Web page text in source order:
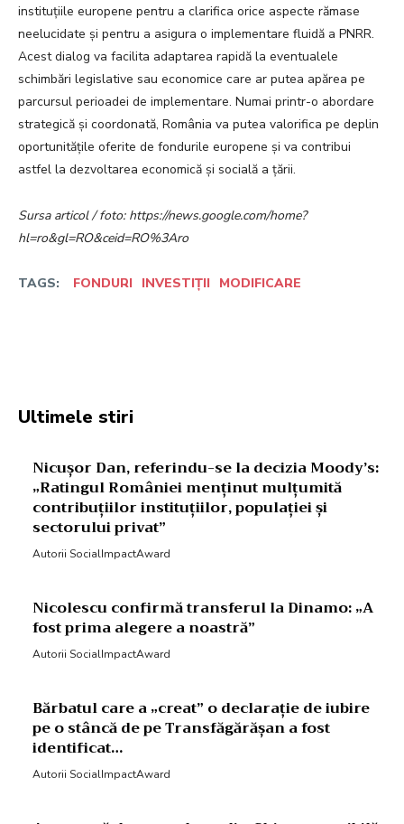
instituțiile europene pentru a clarifica orice aspecte rămase
neelucidate și pentru a asigura o implementare fluidă a PNRR.
Acest dialog va facilita adaptarea rapidă la eventualele
schimbări legislative sau economice care ar putea apărea pe
parcursul perioadei de implementare. Numai printr-o abordare
strategică și coordonată, România va putea valorifica pe deplin
oportunitățile oferite de fondurile europene și va contribui
astfel la dezvoltarea economică și socială a țării.
Sursa articol / foto: https://news.google.com/home?
hl=ro&gl=RO&ceid=RO%3Aro
TAGS: FONDURI INVESTIȚII MODIFICARE
Ultimele stiri
Nicușor Dan, referindu-se la decizia Moody’s:
„Ratingul României menținut mulțumită
contribuțiilor instituțiilor, populației și
sectorului privat”
Autorii SocialImpactAward
Nicolescu confirmă transferul la Dinamo: „A
fost prima alegere a noastră”
Autorii SocialImpactAward
Bărbatul care a „creat” o declarație de iubire
pe o stâncă de pe Transfăgărășan a fost
identificat…
Autorii SocialImpactAward